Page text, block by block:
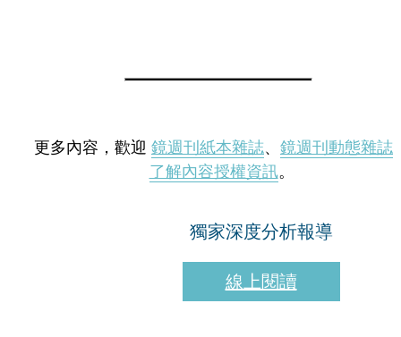
更多內容，歡迎 鏡週刊紙本雜誌、 鏡週刊動態雜誌
了解內容授權資訊。
獨家深度分析報導
線上閱讀